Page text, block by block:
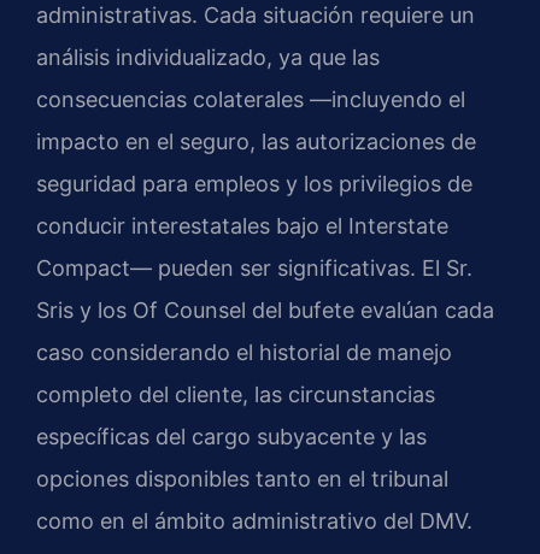
administrativas. Cada situación requiere un
análisis individualizado, ya que las
consecuencias colaterales —incluyendo el
impacto en el seguro, las autorizaciones de
seguridad para empleos y los privilegios de
conducir interestatales bajo el Interstate
Compact— pueden ser significativas. El Sr.
Sris y los Of Counsel del bufete evalúan cada
caso considerando el historial de manejo
completo del cliente, las circunstancias
específicas del cargo subyacente y las
opciones disponibles tanto en el tribunal
como en el ámbito administrativo del DMV.